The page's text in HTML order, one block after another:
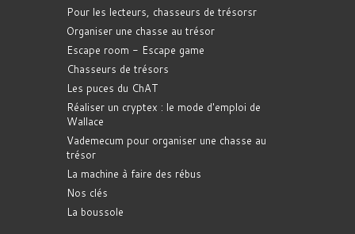
Pour les lecteurs, chasseurs de trésorsr
Organiser une chasse au trésor
Escape room - Escape game
Chasseurs de trésors
Les puces du ChAT
Réaliser un cryptex : le mode d'emploi de
Wallace
Vademecum pour organiser une chasse au
trésor
La machine à faire des rébus
Nos clés
La boussole